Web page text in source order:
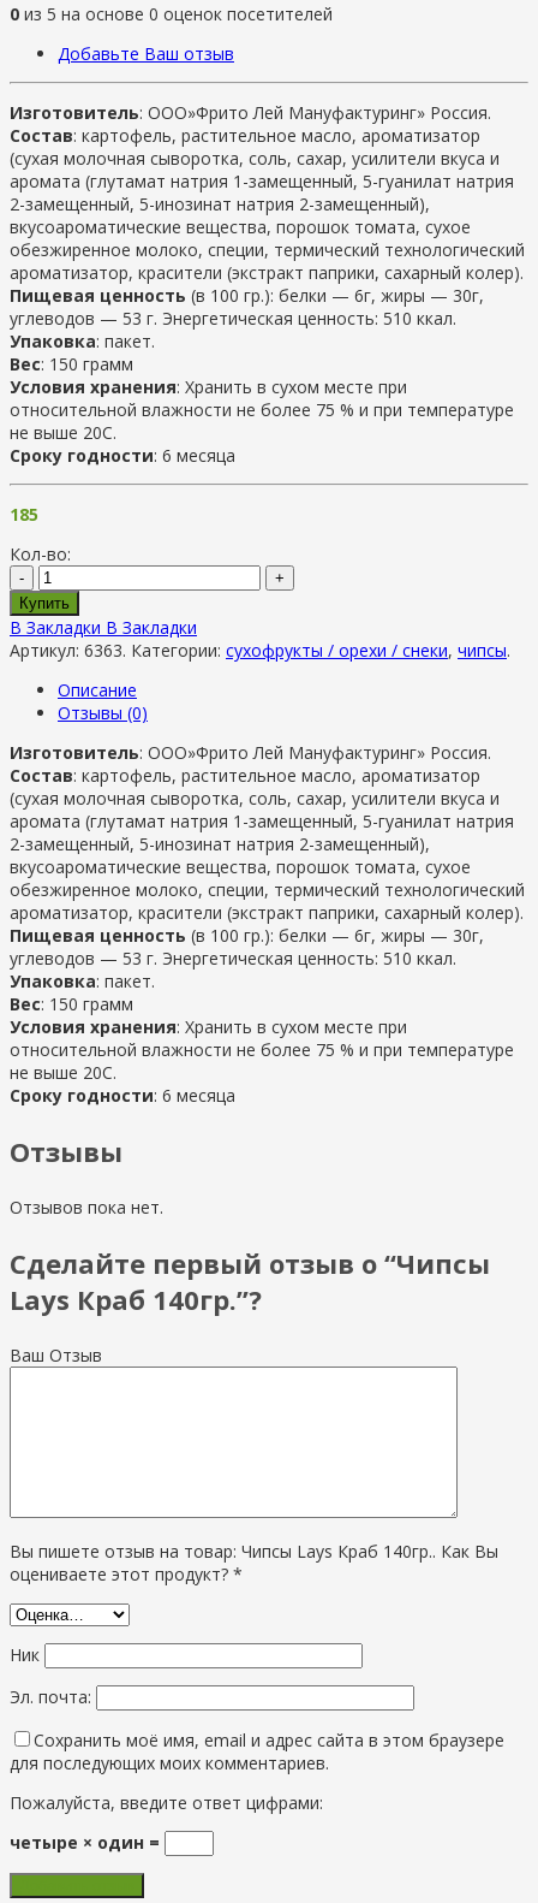
0 из 5 на основе 0 оценок посетителей
Добавьте Ваш отзыв
Изготовитель: ООО»Фрито Лей Мануфактуринг» Россия.
Состав: картофель, растительное масло, ароматизатор
(сухая молочная сыворотка, соль, сахар, усилители вкуса и
аромата (глутамат натрия 1-замещенный, 5-гуанилат натрия
2-замещенный, 5-инозинат натрия 2-замещенный),
вкусоароматические вещества, порошок томата, сухое
обезжиренное молоко, специи, термический технологический
ароматизатор, красители (экстракт паприки, сахарный колер).
Пищевая ценность (в 100 гр.): белки — 6г, жиры — 30г,
углеводов — 53 г. Энергетическая ценность: 510 ккал.
Упаковка: пакет.
Вес: 150 грамм
Условия хранения: Хранить в сухом месте при
относительной влажности не более 75 % и при температуре
не выше 20С.
Сроку годности: 6 месяца
185
Кол-во:
-
+
Купить
В Закладки В Закладки
Артикул: 6363. Категории: сухофрукты / орехи / снеки, чипсы.
Описание
Отзывы (0)
Изготовитель: ООО»Фрито Лей Мануфактуринг» Россия.
Состав: картофель, растительное масло, ароматизатор
(сухая молочная сыворотка, соль, сахар, усилители вкуса и
аромата (глутамат натрия 1-замещенный, 5-гуанилат натрия
2-замещенный, 5-инозинат натрия 2-замещенный),
вкусоароматические вещества, порошок томата, сухое
обезжиренное молоко, специи, термический технологический
ароматизатор, красители (экстракт паприки, сахарный колер).
Пищевая ценность (в 100 гр.): белки — 6г, жиры — 30г,
углеводов — 53 г. Энергетическая ценность: 510 ккал.
Упаковка: пакет.
Вес: 150 грамм
Условия хранения: Хранить в сухом месте при
относительной влажности не более 75 % и при температуре
не выше 20С.
Сроку годности: 6 месяца
Отзывы
Отзывов пока нет.
Сделайте первый отзыв о “Чипсы
Lays Краб 140гр.”?
Ваш Отзыв
Вы пишете отзыв на товар: Чипсы Lays Краб 140гр.. Как Вы
оцениваете этот продукт? *
Ник
Эл. почта:
Сохранить моё имя, email и адрес сайта в этом браузере
для последующих моих комментариев.
Пожалуйста, введите ответ цифрами:
четыре × один =